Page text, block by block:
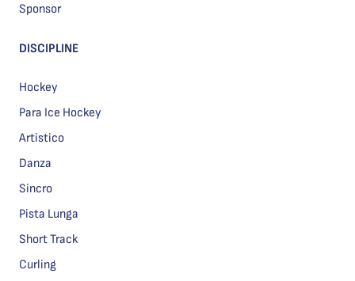
Sponsor
DISCIPLINE
Hockey
Para Ice Hockey
Artistico
Danza
Sincro
Pista Lunga
Short Track
Curling